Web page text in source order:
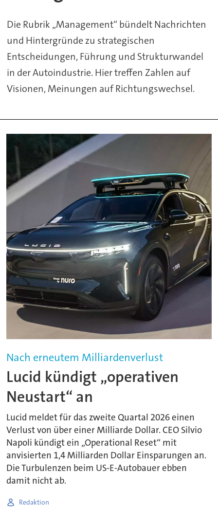
Die Rubrik „Management“ bündelt Nachrichten
und Hintergründe zu strategischen
Entscheidungen, Führung und Strukturwandel
in der Autoindustrie. Hier treffen Zahlen auf
Visionen, Meinungen auf Richtungswechsel.
Nach erneutem Milliardenverlust
Lucid kündigt „operativen
Neustart“ an
Lucid meldet für das zweite Quartal 2026 einen
Verlust von über einer Milliarde Dollar. CEO Silvio
Napoli kündigt ein „Operational Reset“ mit
anvisierten 1,4 Milliarden Dollar Einsparungen an.
Die Turbulenzen beim US-E-Autobauer ebben
damit nicht ab.
Redaktion